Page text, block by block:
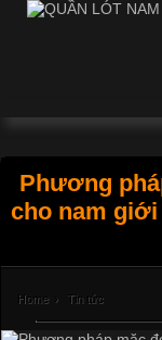
Phương
cho nam
Home › Tin tức